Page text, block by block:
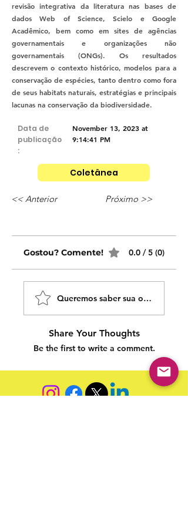
revisão integrativa da literatura nas bases de
dados Web of Science, Scielo e Google
Acadêmico, bem como em sites de agências
governamentais e organizações não
governamentais (ONGs). Os resultados
descrevem o contexto histórico, modelos para a
conservação de espécies, tanto dentro como fora
de seus habitats naturais, estratégias e principais
lacunas na conservação da biodiversidade.
Data de
publicação
:
November 13, 2023 at
9:14:41 PM
Coletânea
<< Anterior Próximo >>
Gostou? Comente! 0.0 / 5 (0)
Queremos saber sua opinião
Share Your Thoughts
Be the first to write a comment.